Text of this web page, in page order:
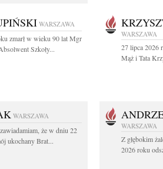
WARSZAWA
zmarł w wieku 90 lat Mgr
Szkoły...
WARSZAWA
27 lipca 2026
Mąż i Tata
WARSZAWA
że w dniu 22
ukochany Brat...
WARSZAWA
Z głębokim
2026 roku